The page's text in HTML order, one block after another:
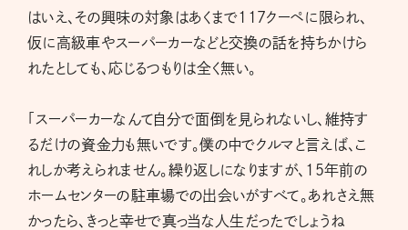
はいえ、その興味の対象はあくまで117クーペに限られ、
仮に高級車やスーパーカーなどと交換の話を持ちかけら
れたとしても、応じるつもりは全く無い。
「スーパーカーなんて自分で面倒を見られないし、維持す
るだけの資金力も無いです。僕の中でクルマと言えば、こ
れしか考えられません。繰り返しになりますが、15年前の
ホームセンターの駐車場での出会いがすべて。あれさえ無
かったら、きっと幸せで真っ当な人生だったでしょうね